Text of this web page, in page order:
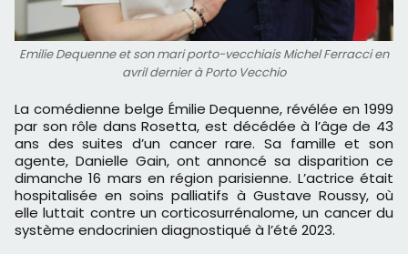
Emilie Dequenne et son mari porto-vecchiais Michel Ferracci en
avril dernier à Porto Vecchio
La comédienne belge Émilie Dequenne, révélée en 1999
par son rôle dans Rosetta, est décédée à l’âge de 43
ans des suites d’un cancer rare. Sa famille et son
agente, Danielle Gain, ont annoncé sa disparition ce
dimanche 16 mars en région parisienne. L’actrice était
hospitalisée en soins palliatifs à Gustave Roussy, où
elle luttait contre un corticosurrénalome, un cancer du
système endocrinien diagnostiqué à l’été 2023.